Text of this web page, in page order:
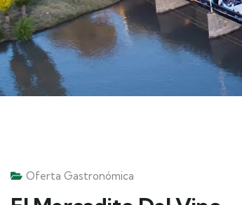
Oferta Gastronómica